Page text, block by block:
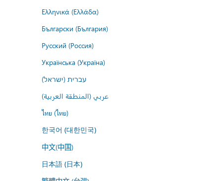
Ελληνικά (Ελλάδα)
Български (България)
Русский (Россия)
Українська (Україна)
עברית (ישראל)
عربي (المنطقة العربية)
ไทย (ไทย)
한국어 (대한민국)
中文(中国)
日本語 (日本)